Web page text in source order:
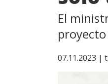
El
07.11.2023 |